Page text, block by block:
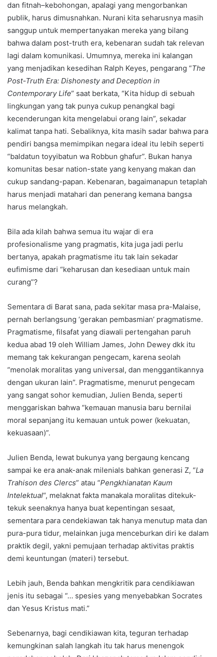
dan fitnah–kebohongan, apalagi yang mengorbankan
publik, harus dimusnahkan. Nurani kita seharusnya masih
sanggup untuk mempertanyakan mereka yang bilang
bahwa dalam post-truth era, kebenaran sudah tak relevan
lagi dalam komunikasi. Umumnya, mereka ini kalangan
yang menjadikan kesedihan Ralph Keyes, pengarang “The
Post-Truth Era: Dishonesty and Deception in
Contemporary Life” saat berkata, “Kita hidup di sebuah
lingkungan yang tak punya cukup penangkal bagi
kecenderungan kita mengelabui orang lain”, sekadar
kalimat tanpa hati. Sebaliknya, kita masih sadar bahwa para
pendiri bangsa memimpikan negara ideal itu lebih seperti
“baldatun toyyibatun wa Robbun ghafur”. Bukan hanya
komunitas besar nation-state yang kenyang makan dan
cukup sandang-papan. Kebenaran, bagaimanapun tetaplah
harus menjadi matahari dan penerang kemana bangsa
harus melangkah.
Bila ada kilah bahwa semua itu wajar di era
profesionalisme yang pragmatis, kita juga jadi perlu
bertanya, apakah pragmatisme itu tak lain sekadar
eufimisme dari “keharusan dan kesediaan untuk main
curang”?
Sementara di Barat sana, pada sekitar masa pra-Malaise,
pernah berlangsung ‘gerakan pembasmian’ pragmatisme.
Pragmatisme, filsafat yang diawali pertengahan paruh
kedua abad 19 oleh William James, John Dewey dkk itu
memang tak kekurangan pengecam, karena seolah
“menolak moralitas yang universal, dan menggantikannya
dengan ukuran lain”. Pragmatisme, menurut pengecam
yang sangat sohor kemudian, Julien Benda, seperti
menggariskan bahwa “kemauan manusia baru bernilai
moral sepanjang itu kemauan untuk power (kekuatan,
kekuasaan)”.
Julien Benda, lewat bukunya yang bergaung kencang
sampai ke era anak-anak milenials bahkan generasi Z, “La
Trahison des Clercs” atau “Pengkhianatan Kaum
Intelektual“, melaknat fakta manakala moralitas ditekuk-
tekuk seenaknya hanya buat kepentingan sesaat,
sementara para cendekiawan tak hanya menutup mata dan
pura-pura tidur, melainkan juga menceburkan diri ke dalam
praktik degil, yakni pemujaan terhadap aktivitas praktis
demi keuntungan (materi) tersebut.
Lebih jauh, Benda bahkan mengkritik para cendikiawan
jenis itu sebagai “… spesies yang menyebabkan Socrates
dan Yesus Kristus mati.”
Sebenarnya, bagi cendikiawan kita, teguran terhadap
kemungkinan salah langkah itu tak harus menengok